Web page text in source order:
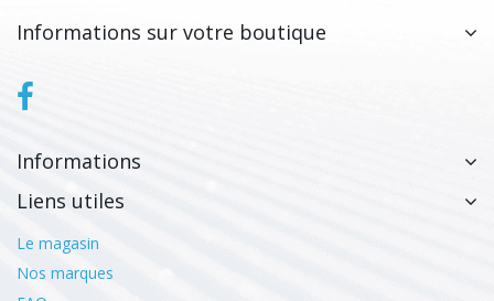
Informations sur votre boutique
Informations
Liens utiles
Le magasin
Nos marques